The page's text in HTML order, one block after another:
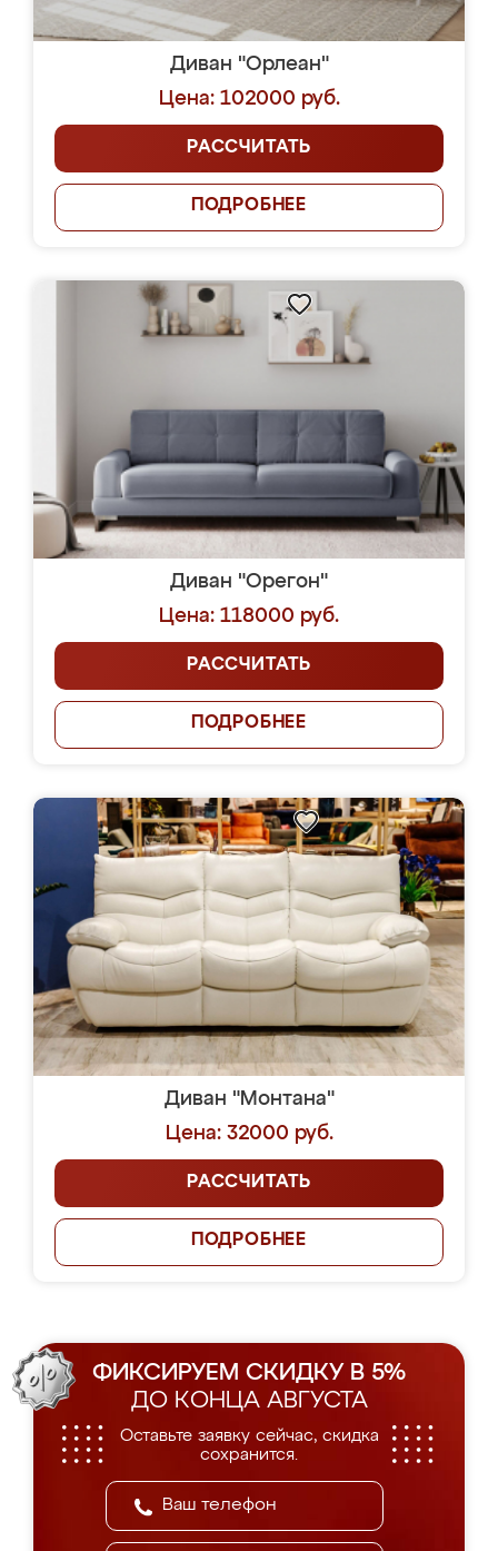
Диван "Орлеан"
Цена: 102000 руб.
РАССЧИТАТЬ
ПОДРОБНЕЕ
Диван "Орегон"
Цена: 118000 руб.
РАССЧИТАТЬ
ПОДРОБНЕЕ
Диван "Монтана"
Цена: 32000 руб.
РАССЧИТАТЬ
ПОДРОБНЕЕ
ФИКСИРУЕМ СКИДКУ В 5%
ДО КОНЦА АВГУСТА
Оставьте заявку сейчас, скидка
сохранится.